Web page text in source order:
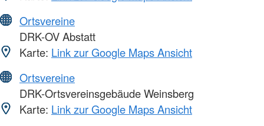
Ortsvereine
DRK-OV Abstatt
Karte: Link zur Google Maps Ansicht
Ortsvereine
DRK-Ortsvereinsgebäude Weinsberg
Karte: Link zur Google Maps Ansicht